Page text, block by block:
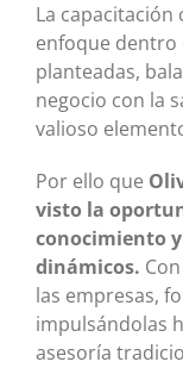
La capacitación
enfoque dentro
planteadas,
negocio con la
valioso
Por ello que
visto la
conocimiento
dinámicos.
las empresas,
impulsándolas
asesoría